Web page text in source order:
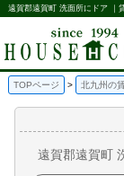
TOPページ 北九州の
遠賀郡遠賀町